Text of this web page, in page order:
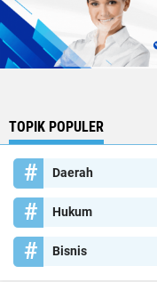
TOPIK POPULER
Daerah
Hukum
Bisnis